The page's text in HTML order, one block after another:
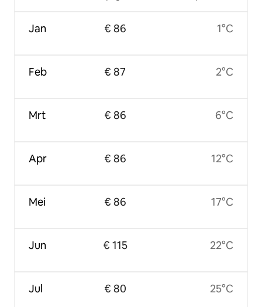
Jan
Feb
Mrt
Apr
Mei
Jun
Jul
€ 86
€ 87
€ 86
€ 86
€ 86
€ 115
€ 80
1°C
2°C
6°C
12°C
17°C
22°C
25°C